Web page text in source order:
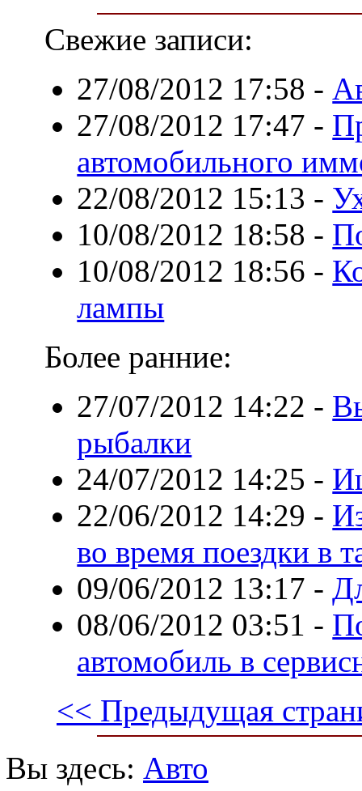
Свежие записи:
27/08/2012 17:58 -
27/08/2012 17:47 -
автомобильного
22/08/2012 15:13 -
10/08/2012 18:58 -
10/08/2012 18:56 -
лампы
Более ранние:
27/07/2012 14:22 -
рыбалки
24/07/2012 14:25 -
22/06/2012 14:29 -
во время поездки в
09/06/2012 13:17 -
08/06/2012 03:51 -
автомобиль в
<< Предыдущая
Вы здесь: Авто